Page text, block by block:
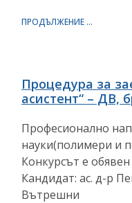
ПРОДЪЛЖЕНИЕ ...
Процедура за
асистент“ – ДВ,
Професионално
науки(полимери и
Конкурсът е
Кандидат: aс. д-р
Вътрешни